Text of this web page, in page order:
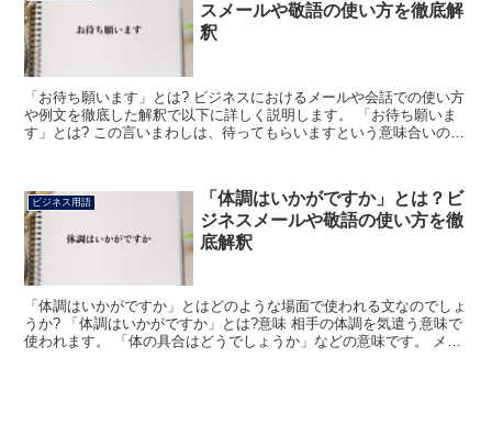
スメールや敬語の使い方を徹底解
釈
「お待ち願います」とは? ビジネスにおけるメールや会話での使い方
や例文を徹底した解釈で以下に詳しく説明します。 「お待ち願いま
す」とは? この言いまわしは、待ってもらいますという意味合いの
ビジネス用語
「体調はいかがですか」とは？ビ
ジネスメールや敬語の使い方を徹
底解釈
「体調はいかがですか」とはどのような場面で使われる文なのでしょ
うか? 「体調はいかがですか」とは?意味 相手の体調を気遣う意味で
使われます。 「体の具合はどうでしょうか」などの意味です。 メン